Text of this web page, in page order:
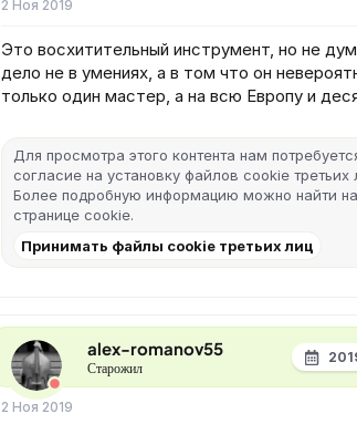
2 Ноя 2019
Это восхитительный инструмент, но не
дело не в умениях, а в том что он
только один мастер, а на всю Европу и
Для просмотра этого контента нам
согласие на установку файлов cookie третьих
Более подробную информацию можно найти
странице cookie.
Принимать файлы cookie третьих лиц
alex-romanov55
Старожил
2 Ноя 2019